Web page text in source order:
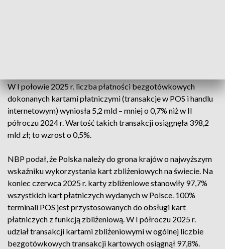
W I połowie 2025 r. liczba płatności bezgotówkowych
dokonanych kartami płatniczymi (transakcje w POS i handlu
internetowym) wyniosła 5,2 mld – mniej o 0,7% niż w II
półroczu 2024 r. Wartość takich transakcji osiągnęła 398,2
mld zł; to wzrost o 0,5%.
NBP podał, że Polska należy do grona krajów o najwyższym
wskaźniku wykorzystania kart zbliżeniowych na świecie. Na
koniec czerwca 2025 r. karty zbliżeniowe stanowiły 97,7%
wszystkich kart płatniczych wydanych w Polsce. 100%
terminali POS jest przystosowanych do obsługi kart
płatniczych z funkcją zbliżeniową. W I półroczu 2025 r.
udział transakcji kartami zbliżeniowymi w ogólnej liczbie
bezgotówkowych transakcji kartowych osiągnął 97,8%.